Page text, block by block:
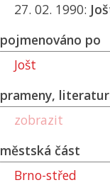
27. 02. 1990:
pojmenováno po
Jošt
prameny,
zobrazit
městská část
Brno-střed